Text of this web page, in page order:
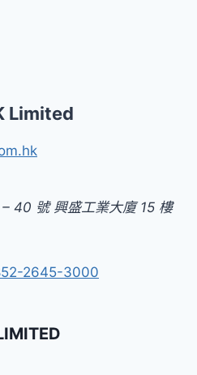
Limited
40 號 興盛工業大廈 15 樓
2645-3000